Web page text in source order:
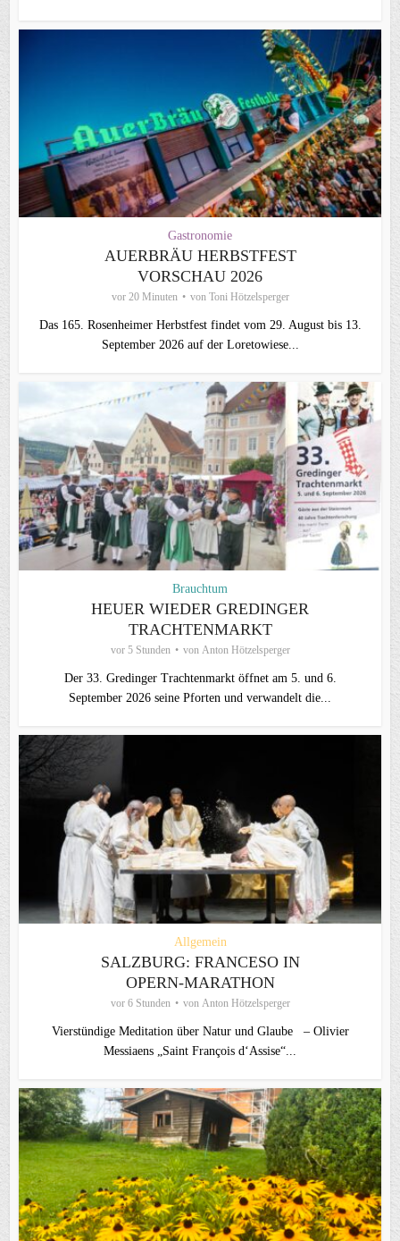
Gastronomie
AUERBRÄU HERBSTFEST
VORSCHAU 2026
vor 20 Minuten von Toni Hötzelsperger
Das 165. Rosenheimer Herbstfest findet vom 29. August bis 13.
September 2026 auf der Loretowiese...
Brauchtum
HEUER WIEDER GREDINGER
TRACHTENMARKT
vor 5 Stunden von Anton Hötzelsperger
Der 33. Gredinger Trachtenmarkt öffnet am 5. und 6.
September 2026 seine Pforten und verwandelt die...
Allgemein
SALZBURG: FRANCESO IN
OPERN-MARATHON
vor 6 Stunden von Anton Hötzelsperger
Vierstündige Meditation über Natur und Glaube – Olivier
Messiaens „Saint François d‘Assise“...